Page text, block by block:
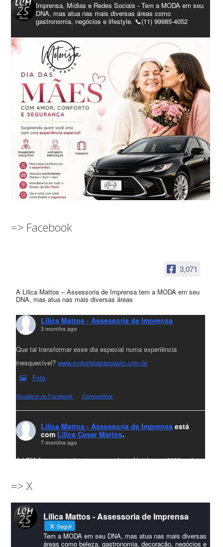
Imprensa, Mídias e Redes Sociais - Tem a MODA em seu
DNA, mas atua nas mais diversas áreas como
gastronomia, negócios e lifestyle. 📞(11) 99985-4052
=> Facebook
3,071
A Lilica Mattos – Assessoria de Imprensa tem a MODA em seu
DNA, mas atua nas mais diversas áreas
Lilica Mattos - Assessoria de Imprensa
3 months ago
Que tal transformar esse dia especial numa experiência
inesquecível?www.motoristasaopaulo.com.br
Foto
Visualizar no Facebook · Compartilhar
Lilica Mattos - Assessoria de Imprensa está
com Lilica Cesar Mattos.
7 months ago
A LCM Assessoria deseja um excelente Natal e um 2026 repleto
amigos que sempre nos acompanham!🎄✨🥂❤️
#lcmassessoriassessoria#natal #merrychristmas #felizanonovo
#HappyNewYear
Foto
=> X
Lilica Mattos - Assessoria de Imprensa
Seguir
Tem a MODA em seu DNA, mas atua nas mais diversas
áreas como beleza, gastronomia, decoração, negócios e